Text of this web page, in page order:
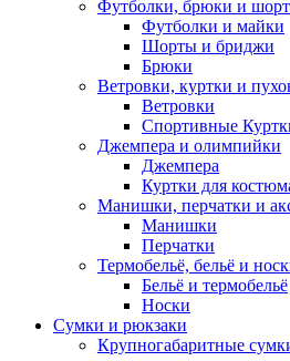
Футболки, брюки и
Футболки и майки
Шорты и бриджи
Брюки
Ветровки, куртки и
Ветровки
Спортивные
Джемпера и олимпийки
Джемпера
Куртки для
Манишки, перчатки и
Манишки
Перчатки
Термобельё, бельё и
Бельё и термобельё
Носки
Сумки и рюкзаки
Крупногабаритные